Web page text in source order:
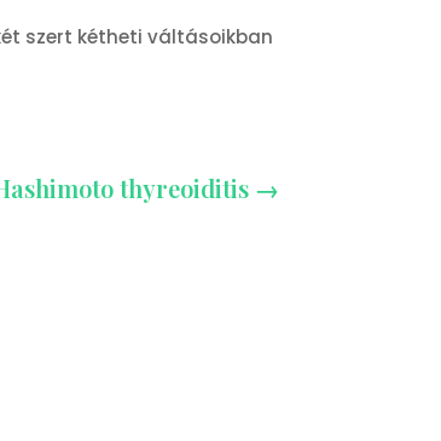
szert kétheti váltásoikban
thyreoiditis→